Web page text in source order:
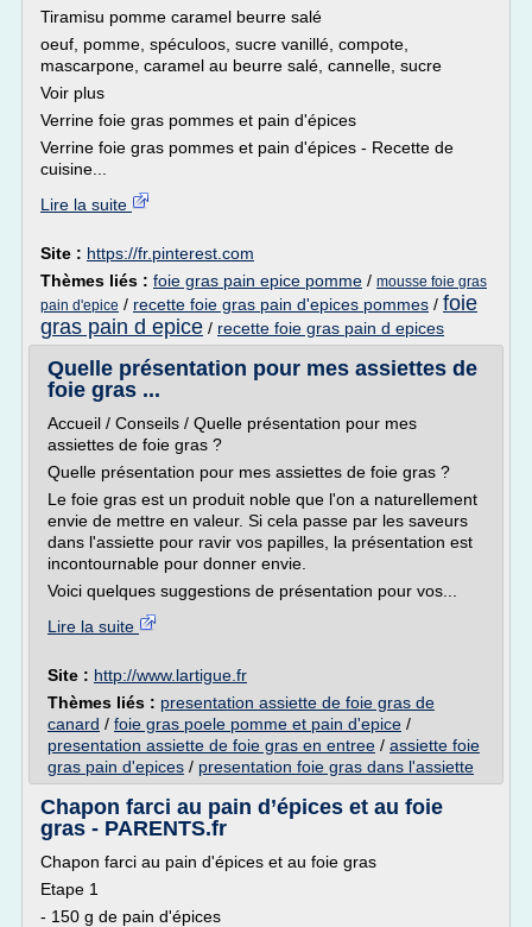
Tiramisu pomme caramel beurre salé
oeuf, pomme, spéculoos, sucre vanillé, compote,
mascarpone, caramel au beurre salé, cannelle, sucre
Voir plus
Verrine foie gras pommes et pain d'épices
Verrine foie gras pommes et pain d'épices - Recette de
cuisine...
Lire la suite
Site : https://fr.pinterest.com
Thèmes liés : foie gras pain epice pomme / mousse foie gras
pain d'epice / recette foie gras pain d'epices pommes / foie
gras pain d epice / recette foie gras pain d epices
Quelle présentation pour mes assiettes de
foie gras ...
Accueil / Conseils / Quelle présentation pour mes
assiettes de foie gras ?
Quelle présentation pour mes assiettes de foie gras ?
Le foie gras est un produit noble que l'on a naturellement
envie de mettre en valeur. Si cela passe par les saveurs
dans l'assiette pour ravir vos papilles, la présentation est
incontournable pour donner envie.
Voici quelques suggestions de présentation pour vos...
Lire la suite
Site : http://www.lartigue.fr
Thèmes liés : presentation assiette de foie gras de
canard / foie gras poele pomme et pain d'epice /
presentation assiette de foie gras en entree / assiette foie
gras pain d'epices / presentation foie gras dans l'assiette
Chapon farci au pain d’épices et au foie
gras - PARENTS.fr
Chapon farci au pain d'épices et au foie gras
Etape 1
- 150 g de pain d'épices